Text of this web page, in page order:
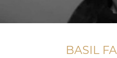
BASIL